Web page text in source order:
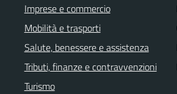
Imprese e commercio
Mobilità e trasporti
Salute, benessere e assistenza
Tributi, finanze e contravvenzioni
Turismo